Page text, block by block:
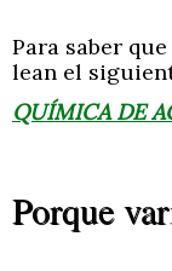
Para saber
lean el
QUÍMICA DE
Porque